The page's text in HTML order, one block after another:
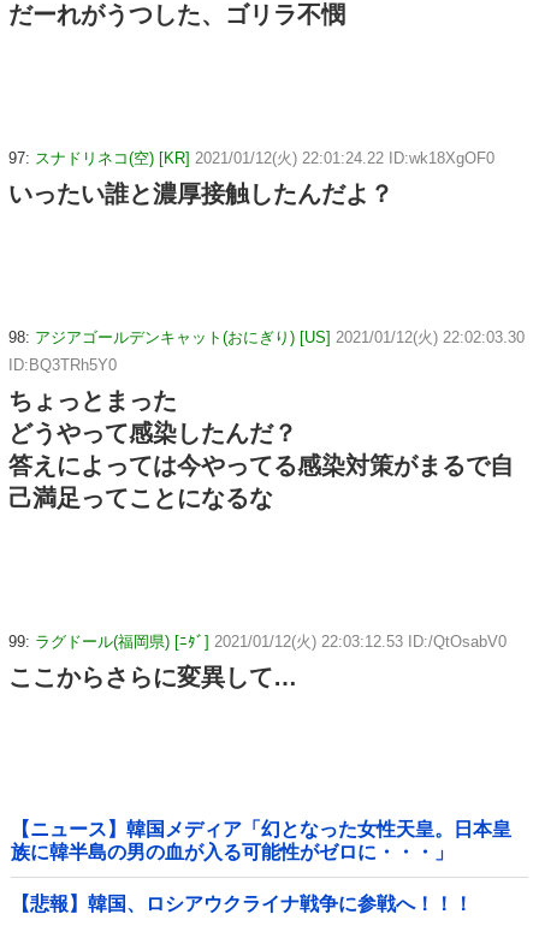
だーれがうつした、ゴリラ不憫
97: スナドリネコ(空) [KR] 2021/01/12(火) 22:01:24.22 ID:wk18XgOF0
いったい誰と濃厚接触したんだよ？
98: アジアゴールデンキャット(おにぎり) [US] 2021/01/12(火) 22:02:03.30
ID:BQ3TRh5Y0
ちょっとまった
どうやって感染したんだ？
答えによっては今やってる感染対策がまるで自
己満足ってことになるな
99: ラグドール(福岡県) [ﾆﾀﾞ] 2021/01/12(火) 22:03:12.53 ID:/QtOsabV0
ここからさらに変異して…
【ニュース】韓国メディア「幻となった女性天皇。日本皇
族に韓半島の男の血が入る可能性がゼロに・・・」
【悲報】韓国、ロシアウクライナ戦争に参戦へ！！！